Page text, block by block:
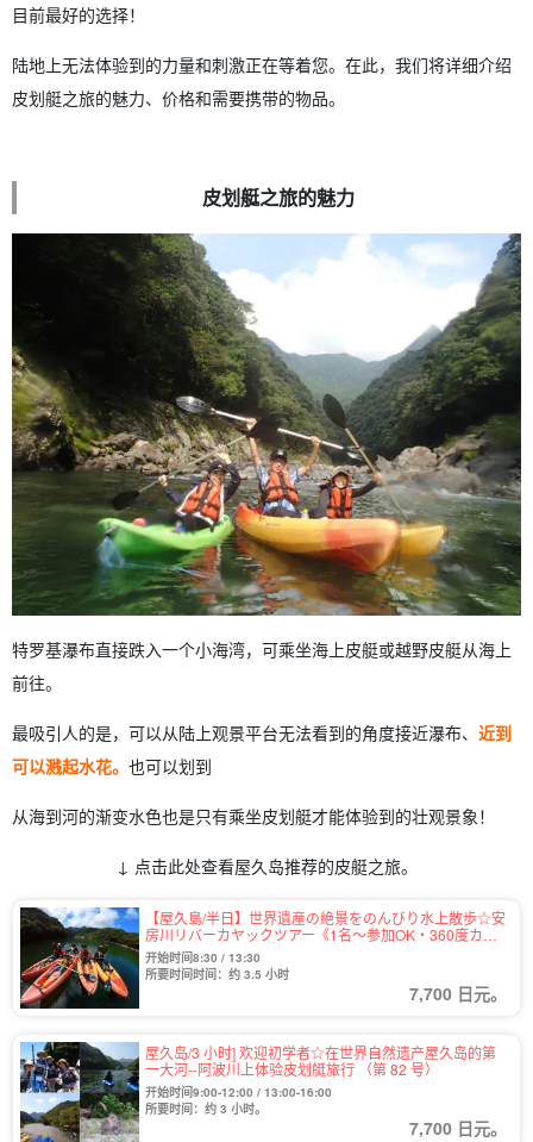
目前最好的选择！
陆地上无法体验到的力量和刺激正在等着您。在此，我们将详细介绍
皮划艇之旅的魅力、价格和需要携带的物品。
皮划艇之旅的魅力
特罗基瀑布直接跌入一个小海湾，可乘坐海上皮艇或越野皮艇从海上
前往。
最吸引人的是，可以从陆上观景平台无法看到的角度接近瀑布、 近到
可以溅起水花。 也可以划到
从海到河的渐变水色也是只有乘坐皮划艇才能体验到的壮观景象！
↓ 点击此处查看屋久岛推荐的皮艇之旅。
【屋久島/半日】世界遺産の絶景をのんびり水上散歩☆安
房川リバーカヤックツアー《1名～参加OK・360度カメ
ラ写真プレゼント》（No.109）
开始时间8:30 / 13:30
所要时间时间：约 3.5 小时
7,700 日元。
屋久岛/3 小时] 欢迎初学者☆在世界自然遗产屋久岛的第
一大河--阿波川上体验皮划艇旅行 （第 82 号）
开始时间9:00-12:00 / 13:00-16:00
所要时间：约 3 小时。
7,700 日元。